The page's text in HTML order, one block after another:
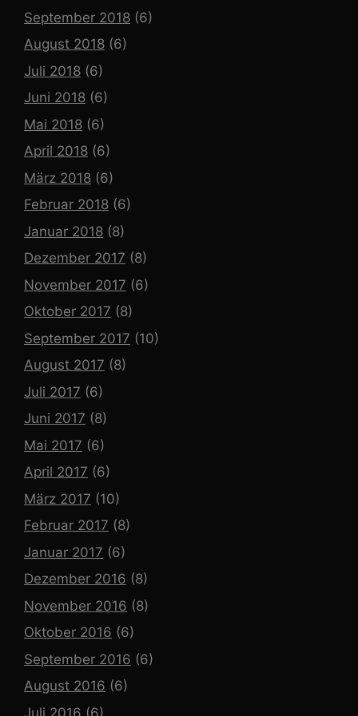
September 2018 (6)
August 2018 (6)
Juli 2018 (6)
Juni 2018 (6)
Mai 2018 (6)
April 2018 (6)
März 2018 (6)
Februar 2018 (6)
Januar 2018 (8)
Dezember 2017 (8)
November 2017 (6)
Oktober 2017 (8)
September 2017 (10)
August 2017 (8)
Juli 2017 (6)
Juni 2017 (8)
Mai 2017 (6)
April 2017 (6)
März 2017 (10)
Februar 2017 (8)
Januar 2017 (6)
Dezember 2016 (8)
November 2016 (8)
Oktober 2016 (6)
September 2016 (6)
August 2016 (6)
Juli 2016 (6)